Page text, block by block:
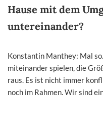
Hause mit dem
untereinander?
Konstantin Manthey: Mal
miteinander spielen, die
raus. Es ist nicht immer
noch im Rahmen. Wir sind